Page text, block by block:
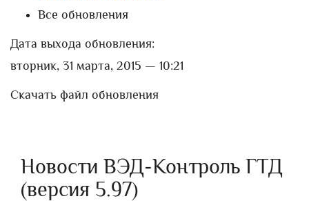
Все обновления
Дата выхода обновления:
вторник, 31 марта, 2015 — 10:21
Скачать файл обновления
Новости ВЭД-Контроль ГТД
(версия 5.97)